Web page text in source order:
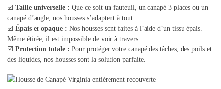
☑️ Taille universelle : Que ce soit un fauteuil, un canapé 3 places ou un
canapé d’angle, nos housses s’adaptent à tout.
☑️ Épais et opaque : Nos housses sont faites à l’aide d’un tissu épais.
Même étirée, il est impossible de voir à travers.
☑️ Protection totale : Pour protéger votre canapé des tâches, des poils et
des liquides, nos housses sont la solution parfaite.